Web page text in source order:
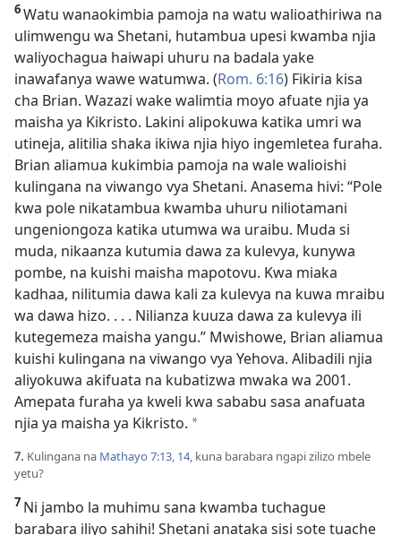
6Watu wanaokimbia pamoja na watu walioathiriwa na
ulimwengu wa Shetani, hutambua upesi kwamba njia
waliyochagua haiwapi uhuru na badala yake
inawafanya wawe watumwa. (Rom. 6:16) Fikiria kisa
cha Brian. Wazazi wake walimtia moyo afuate njia ya
maisha ya Kikristo. Lakini alipokuwa katika umri wa
utineja, alitilia shaka ikiwa njia hiyo ingemletea furaha.
Brian aliamua kukimbia pamoja na wale walioishi
kulingana na viwango vya Shetani. Anasema hivi: “Pole
kwa pole nikatambua kwamba uhuru niliotamani
ungeniongoza katika utumwa wa uraibu. Muda si
muda, nikaanza kutumia dawa za kulevya, kunywa
pombe, na kuishi maisha mapotovu. Kwa miaka
kadhaa, nilitumia dawa kali za kulevya na kuwa mraibu
wa dawa hizo. . . . Nilianza kuuza dawa za kulevya ili
kutegemeza maisha yangu.” Mwishowe, Brian aliamua
kuishi kulingana na viwango vya Yehova. Alibadili njia
aliyokuwa akifuata na kubatizwa mwaka wa 2001.
Amepata furaha ya kweli kwa sababu sasa anafuata
njia ya maisha ya Kikristo. *
7. Kulingana na Mathayo 7:13, 14, kuna barabara ngapi zilizo mbele
yetu?
7 Ni jambo la muhimu sana kwamba tuchague
barabara iliyo sahihi! Shetani anataka sisi sote tuache